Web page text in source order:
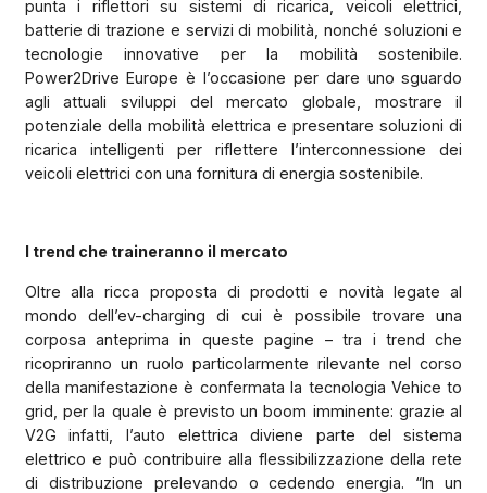
punta i riflettori su sistemi di ricarica, veicoli elettrici,
batterie di trazione e servizi di mobilità, nonché soluzioni e
tecnologie innovative per la mobilità sostenibile.
Power2Drive Europe è l’occasione per dare uno sguardo
agli attuali sviluppi del mercato globale, mostrare il
potenziale della mobilità elettrica e presentare soluzioni di
ricarica intelligenti per riflettere l’interconnessione dei
veicoli elettrici con una fornitura di energia sostenibile.
I trend che traineranno il mercato
Oltre alla ricca proposta di prodotti e novità legate al
mondo dell’ev-charging di cui è possibile trovare una
corposa anteprima in queste pagine – tra i trend che
ricopriranno un ruolo particolarmente rilevante nel corso
della manifestazione è confermata la tecnologia Vehice to
grid, per la quale è previsto un boom imminente: grazie al
V2G infatti, l’auto elettrica diviene parte del sistema
elettrico e può contribuire alla flessibilizzazione della rete
di distribuzione prelevando o cedendo energia. “In un